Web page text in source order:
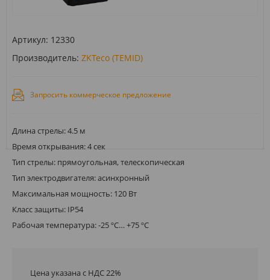
Артикул: 12330
Производитель: ZKTeco (TEMID)
Запросить коммерческое предложение
Длина стрелы: 4.5 м
Время открывания: 4 сек
Тип стрелы: прямоугольная, телескопическая
Тип электродвигателя: асинхронный
Максимальная мощность: 120 Вт
Класс защиты: IP54
Рабочая температура: -25 ºС… +75 ºC
Цена указана с НДС 22%